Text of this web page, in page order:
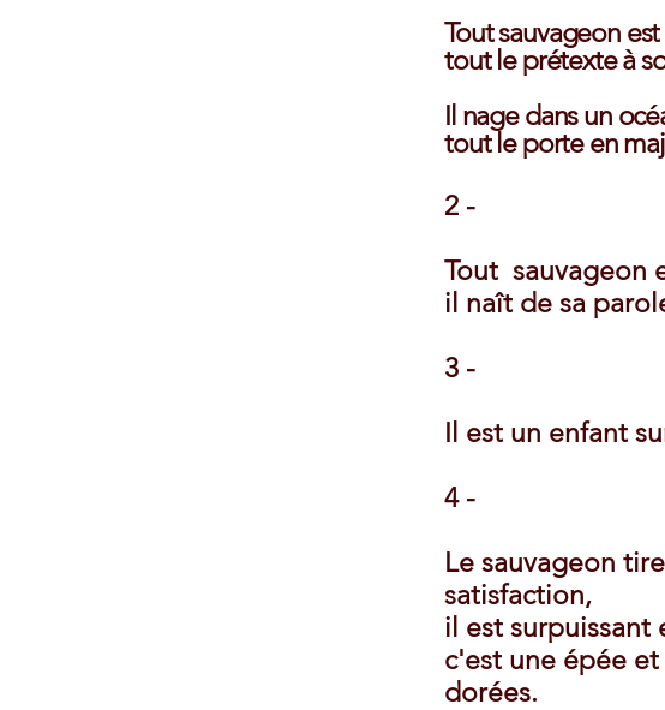
Tout sauvageon
tout le prétexte à
Il nage dans un
tout le porte en
2 -
Tout sauvageon
il naît de sa
3 -
Il est un enfant
4 -
Le sauvageon
satisfaction,
il est surpuissant
c'est une épée
dorées.